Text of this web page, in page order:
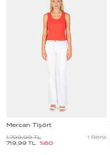
Mercan Tişört
1.799,99 TL
719,99 TL %60
1 Renk